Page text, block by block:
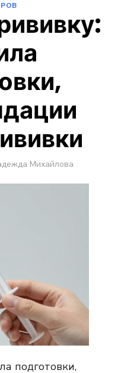
Михайлова
подготовки,